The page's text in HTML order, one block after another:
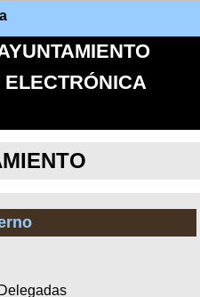
ELECTRÓNICA